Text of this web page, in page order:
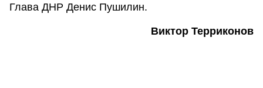
Глава ДНР Денис Пушилин.
Виктор Терриконов